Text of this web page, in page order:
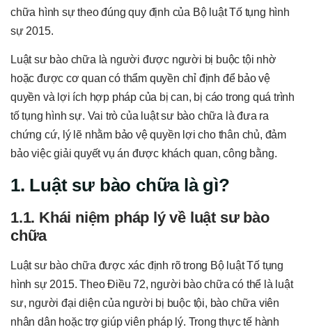
chữa hình sự theo đúng quy định của Bộ luật Tố tụng hình
sự 2015.
Luật sư bào chữa là người được người bị buộc tội nhờ
hoặc được cơ quan có thẩm quyền chỉ định để bảo vệ
quyền và lợi ích hợp pháp của bị can, bị cáo trong quá trình
tố tụng hình sự. Vai trò của luật sư bào chữa là đưa ra
chứng cứ, lý lẽ nhằm bảo vệ quyền lợi cho thân chủ, đảm
bảo việc giải quyết vụ án được khách quan, công bằng.
1. Luật sư bào chữa là gì?
1.1. Khái niệm pháp lý về luật sư bào
chữa
Luật sư bào chữa được xác định rõ trong Bộ luật Tố tụng
hình sự 2015. Theo Điều 72, người bào chữa có thể là luật
sư, người đại diện của người bị buộc tội, bào chữa viên
nhân dân hoặc trợ giúp viên pháp lý. Trong thực tế hành